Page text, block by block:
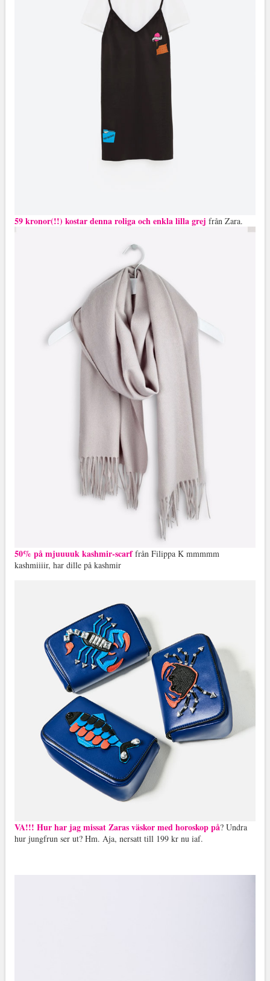
59 kronor(!!) kostar denna roliga och enkla lilla grej från Zara.
50% på mjuuuuk kashmir-scarffrån Filippa K mmmmm
kashmiiiir, har dille på kashmir
VA!!! Hur har jag missat Zaras väskor med horoskop på? Undra
hur jungfrun ser ut? Hm. Aja, nersatt till 199 kr nu iaf.